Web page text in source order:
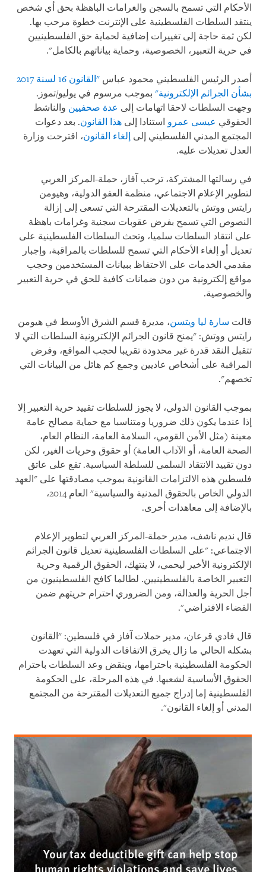
الأحكام التي تسمح بالسجن والغرامات الباهظة بحق أي شخص
ينتقد السلطات الفلسطينية على الإنترنت خطوة مرحب بها.
لكن ثمة حاجة إلى تغييرات إضافية لحماية حق الفلسطينيين
في حرية التعبير، الخصوصية، وحماية بياناتهم بالكامل".
أصدر الرئيس الفلسطيني محمود عباس
"القانون 16 لسنة 2017
بشأن الجرائم الإلكترونية" بموجب مرسوم في يوليو/تموز.
وجهت السلطات لاحقا اتهامات إلى عدة صحفيين والناشط
الحقوقي عيسى عمرو استنادا إلى هذا القانون. بعد دعوات
المجتمع المدني الفلسطيني إلى إلغاء القانون، اقترحت وزارة
العدل تعديلات عليه.
في رسالتها المشتركة، ترحب آفاز، حملة-المركز العربي
لتطوير الإعلام الاجتماعي، منظمة العفو الدولية، وهيومن
رايتس ووتش بالتعديلات المقترحة التي تسعى إلى إزالة
النصوص التي تسمح بفرض عقوبات سجنية وغرامات باهظة
على انتقاد السلطات سلميا، وتحث السلطات الفلسطينية على
تعديل أو إلغاء الأحكام التي تسمح للسلطات بالمراقبة، وإجبار
مقدمي الخدمات على الاحتفاظ ببيانات المستخدمين وحجب
مواقع إلكترونية من دون ضمانات كافية للحق في حرية التعبير
والخصوصية.
قالت سارة ليا ويتسن، مديرة قسم الشرق الأوسط في هيومن
رايتس ووتش: "يمنح قانون الجرائم الإلكترونية السلطات التي لا
تتقبل النقد قدرة غير محدودة تقريبا لحجب المواقع، وفرض
المراقبة على أشخاص عاديين وجمع كم هائل من البيانات التي
تخصهم".
بموجب القانون الدولي، لا يجوز للسلطات تقييد حرية التعبير إلا
إذا عندما يكون ذلك ضروريا ومتناسبا مع حماية مصالح عامة
معينة (مثل الأمن القومي، السلامة العامة، النظام العام،
الصحة العامة، أو الآداب العامة) أو حقوق وحريات الغير، لكن
دون تقييد الانتقاد السلمي للسلطة السياسية. تقع على عاتق
فلسطين هذه الالتزامات القانونية بموجب مصادقتها على "العهد
الدولي الخاص بالحقوق المدنية والسياسية" العام 2014،
بالإضافة إلى معاهدات أخرى.
قال نديم ناشف، مدير حملة-المركز العربي لتطوير الإعلام
الاجتماعي: "على السلطات الفلسطينية تعديل قانون الجرائم
الإلكترونية الأخير ليحمي، لا ينتهك، الحقوق الرقمية وحرية
التعبير الخاصة بالفلسطينيين. لطالما كافح الفلسطينيون من
أجل الحرية والعدالة، ومن الضروري احترام حريتهم ضمن
الفضاء الافتراضي".
قال فادي قرعان، مدير حملات آفاز في فلسطين: "القانون
بشكله الحالي ما زال يخرق الاتفاقات الدولية التي تعهدت
الحكومة الفلسطينية باحترامها، وينقض وعد السلطات باحترام
الحقوق الأساسية لشعبها. في هذه المرحلة، على الحكومة
الفلسطينية إما إدراج جميع التعديلات المقترحة من المجتمع
المدني أو إلغاء القانون".
Your tax deductible gift can help stop
human rights violations and save lives